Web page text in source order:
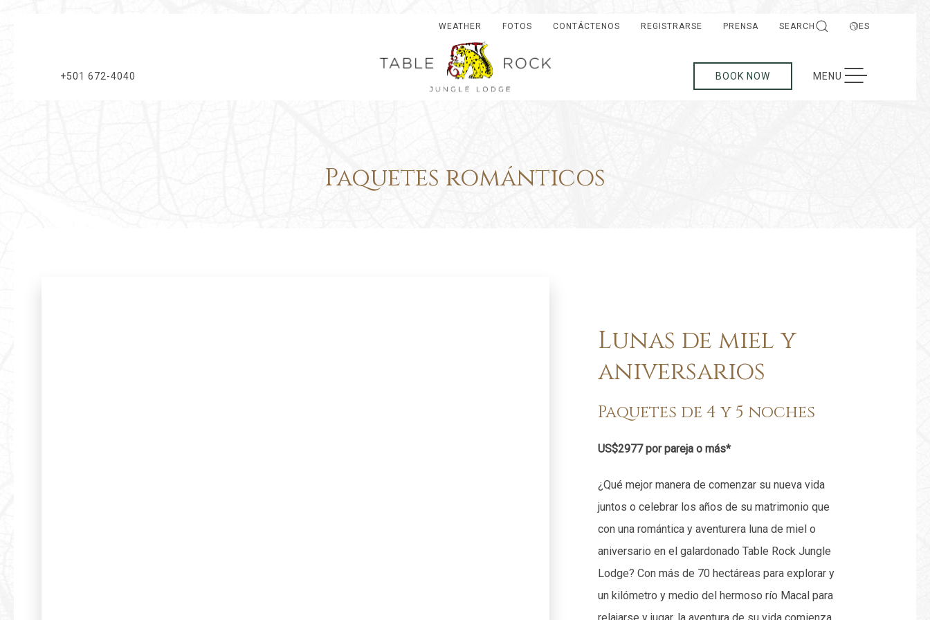
WEATHER FOTOS CONTÁCTENOS REGISTRARSE PRENSA SEARCH ES
+501 672-4040 BOOK NOW MENUTOGGLE NAVIGATION
Paquetes románticos
Lunas de miel y
aniversarios
Paquetes de 4 y 5 noches
US$2977 por pareja o más*
¿Qué mejor manera de comenzar su nueva vida
juntos o celebrar los años de su matrimonio que
con una romántica y aventurera luna de miel o
aniversario en el galardonado Table Rock Jungle
Lodge? Con más de 70 hectáreas para explorar y
un kilómetro y medio del hermoso río Macal para